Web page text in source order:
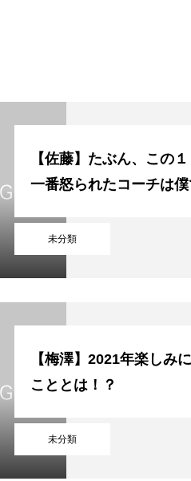
システム・クラス・料金
指定管理者 個人情報保護方針
未分類
【佐藤】たぶん、この
一番怒られたコーチは僕
未分類
【梅澤】2021年楽しみ
こととは！？